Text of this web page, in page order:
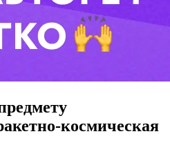
космическая